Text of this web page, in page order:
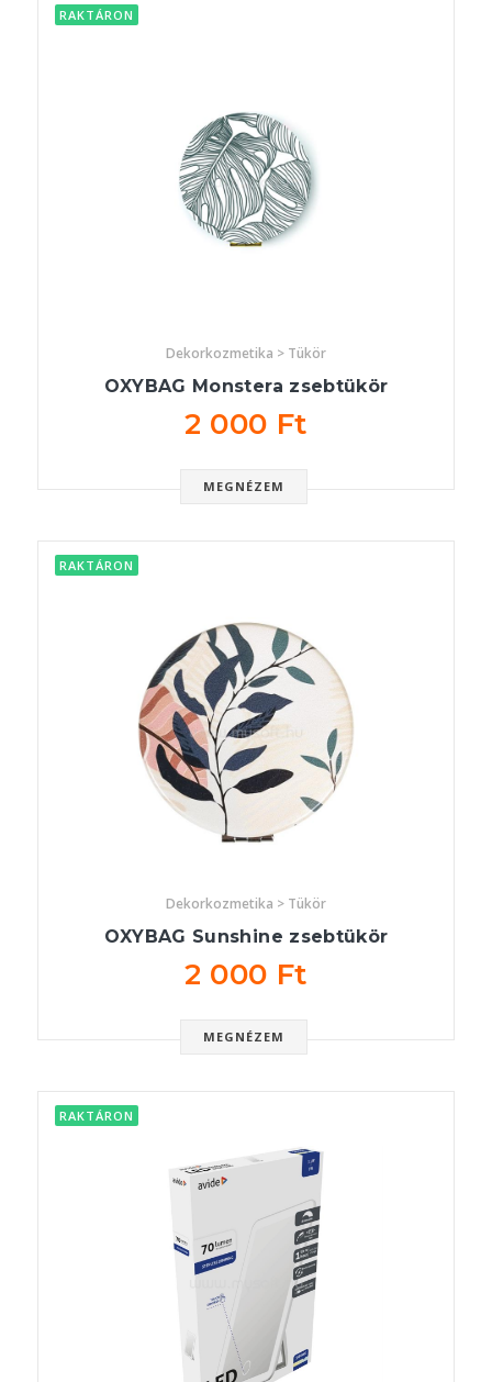
RAKTÁRON
Dekorkozmetika > Tükör
OXYBAG Monstera zsebtükör
2 000 Ft
MEGNÉZEM
RAKTÁRON
Dekorkozmetika > Tükör
OXYBAG Sunshine zsebtükör
2 000 Ft
MEGNÉZEM
RAKTÁRON